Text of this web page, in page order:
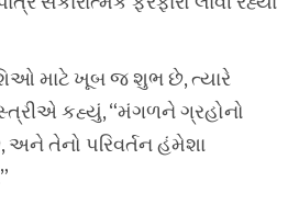
માટે ખૂબ જ શુભ છે, ત્યારે
કહ્યું, “મંગળને ગ્રહોનો
તેનો પરિવર્તન હંમેશા